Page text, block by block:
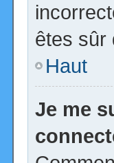
êtes sûr
Haut
Je me